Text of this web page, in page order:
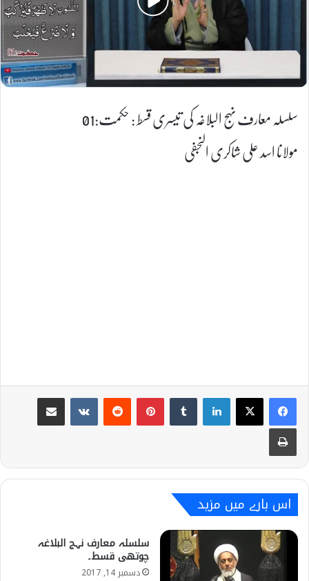
سلسلہ معارف نہج البلاغہ کی تیسری قسط : حکمت:01
مولانا اسد علی شاکری النجفی
اس بارے میں مزید
سلسلہ معارف نہج البلاغہ
چوتھی قسط۔
دسمبر 14, 2017